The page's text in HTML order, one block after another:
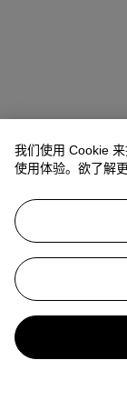
我们使用 Cookie
使用体验。欲了解